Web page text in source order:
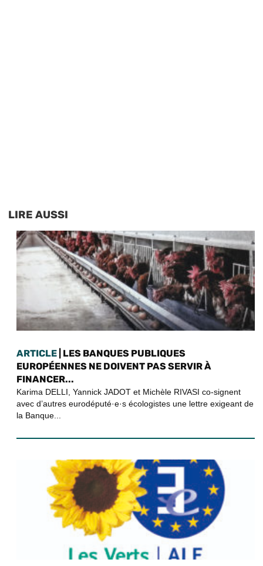
LIRE AUSSI
ARTICLE | LES BANQUES PUBLIQUES
EUROPÉENNES NE DOIVENT PAS SERVIR À
FINANCER...
Karima DELLI, Yannick JADOT et Michèle RIVASI co-signent
avec d’autres eurodéputé·e·s écologistes une lettre exigeant de
la Banque...